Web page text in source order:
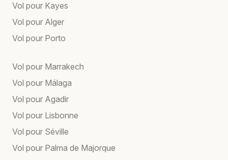
Vol pour Kayes
Vol pour Alger
Vol pour Porto
Vol pour Marrakech
Vol pour Málaga
Vol pour Agadir
Vol pour Lisbonne
Vol pour Séville
Vol pour Palma de Majorque